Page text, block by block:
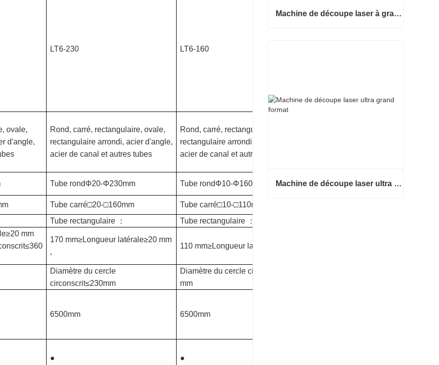
LT6-230 LT6-160
ovale,
d'angle,
Rond, carré, rectangulaire, ovale,
rectangulaire arrondi, acier d'angle,
acier de canal et autres tubes
Rond, carré, rectangulaire, ovale,
rectangulaire arrondi, acier d'angle,
acier de canal et autres tubes
Tube rondΦ20-Φ230mm Tube rondΦ10-Φ160mm
Tube carré□20-□160mm
Tube carré□10-□110mm
Tube rectangulaire ： Tube rectangulaire
：
mm
170 mm≥Longueur latérale≥20 mm
,
110 mm≥Longueur latérale≥20 mm
Diamètre du cercle
circonscrit≤230mm
Diamètre du cercle circonscrit≤160
mm
6500mm 6500mm
● ●
Machine de découpe laser à grand encerclement à grande vitesse
Machine de découpe laser ultra grand format bon marché